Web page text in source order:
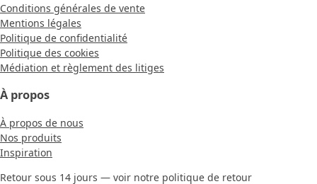
Conditions générales de vente
Mentions légales
Politique de confidentialité
Politique des cookies
Médiation et règlement des litiges
À propos
À propos de nous
Nos produits
Inspiration
Retour sous 14 jours — voir notre politique de retour